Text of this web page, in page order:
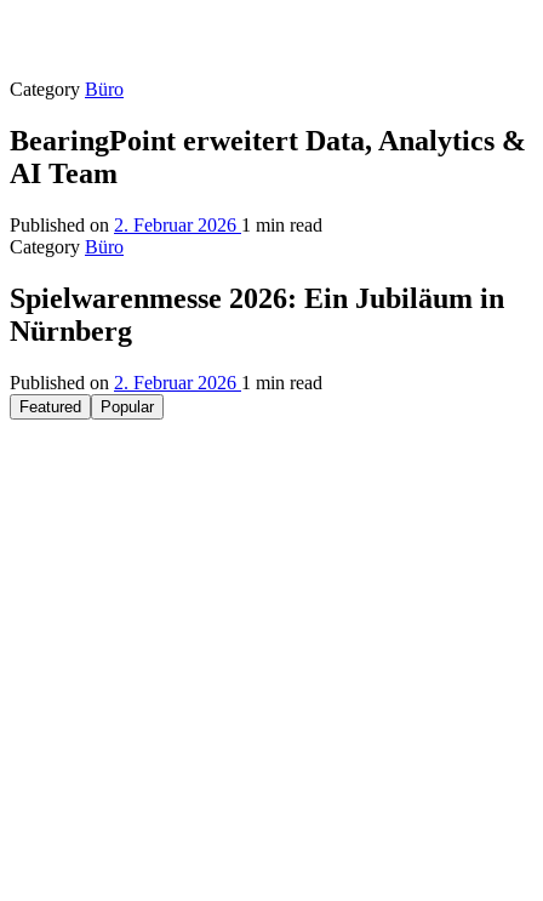
Category Büro
BearingPoint erweitert Data, Analytics &
AI Team
Published on 2. Februar 2026 1 min read
Category Büro
Spielwarenmesse 2026: Ein Jubiläum in
Nürnberg
Published on 2. Februar 2026 1 min read
Featured Popular